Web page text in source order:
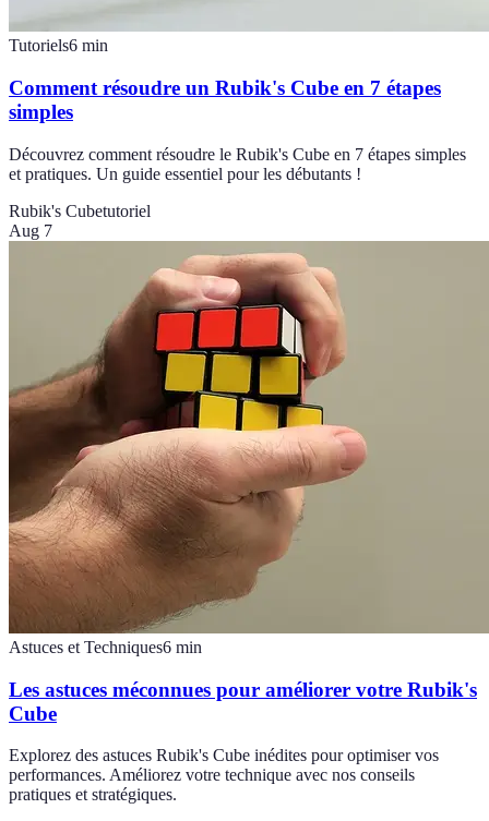
Tutoriels6 min
Comment résoudre un Rubik's Cube en 7 étapes
simples
Découvrez comment résoudre le Rubik's Cube en 7 étapes simples
et pratiques. Un guide essentiel pour les débutants !
Rubik's Cubetutoriel
Aug 7
Astuces et Techniques6 min
Les astuces méconnues pour améliorer votre Rubik's
Cube
Explorez des astuces Rubik's Cube inédites pour optimiser vos
performances. Améliorez votre technique avec nos conseils
pratiques et stratégiques.